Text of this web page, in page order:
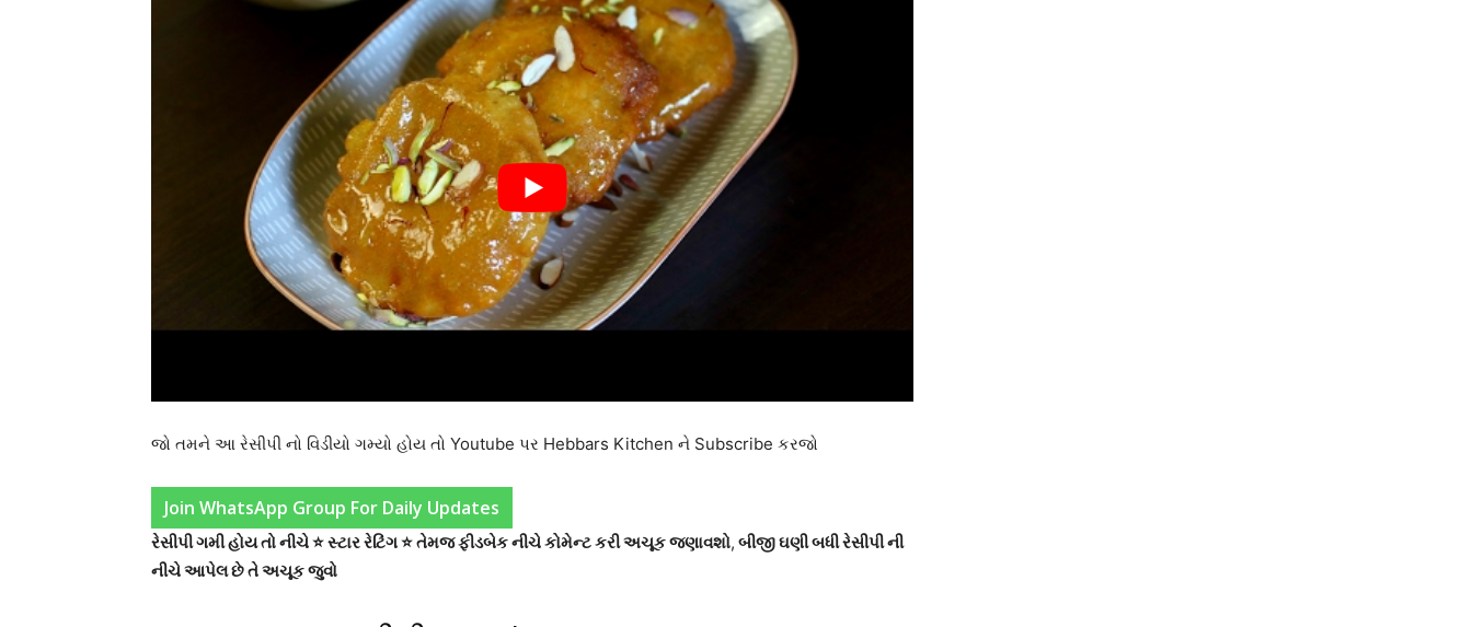
જો તમને આ રેસીપી નો વિડીયો ગમ્યો હોય તો Youtube પર Hebbars Kitchen ને Subscribe કરજો
Join WhatsApp Group For Daily Updates
રેસીપી ગમી હોય તો નીચે ⭐ સ્ટાર રેટિંગ ⭐ તેમજ ફીડબેક નીચે કોમેન્ટ કરી અચૂક જણાવશો, બીજી ઘણી બધી રેસીપી ની
નીચે આપેલ છે તે અચૂક જુવો